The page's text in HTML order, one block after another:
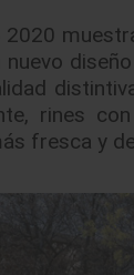
2020
rines
fresca y